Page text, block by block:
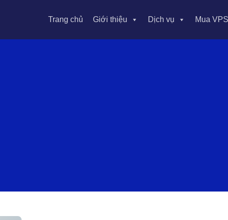
Trang chủ Giới thiệu Dịch vụ Mua VPS